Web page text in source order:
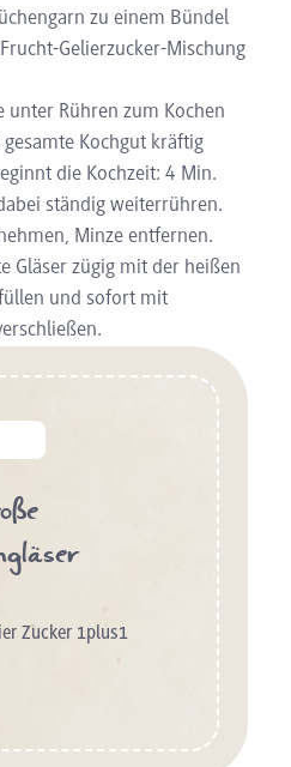
zu einem Bündel
Gelierzucker-Mischung
unter Rühren zum Kochen
Kochgut kräftig
die Kochzeit: 4 Min.
ständig weiterrühren.
Minze entfernen.
Gläser zügig mit der heißen
und sofort mit
Zucker 1plus1